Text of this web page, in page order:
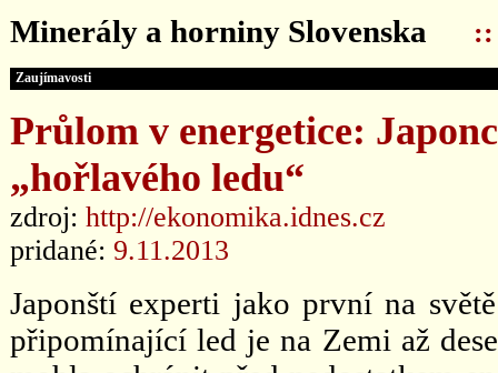
Minerály a horniny Slovenska ::
Zaujímavosti
Průlom v energetice:
„hořlavého ledu“
zdroj: http://ekonomika.idnes.cz
pridané: 9.11.2013
Japonští experti jako první na
připomínající led je na Zemi až